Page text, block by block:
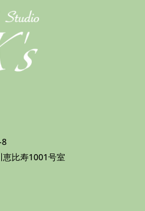
8
比寿1001号室